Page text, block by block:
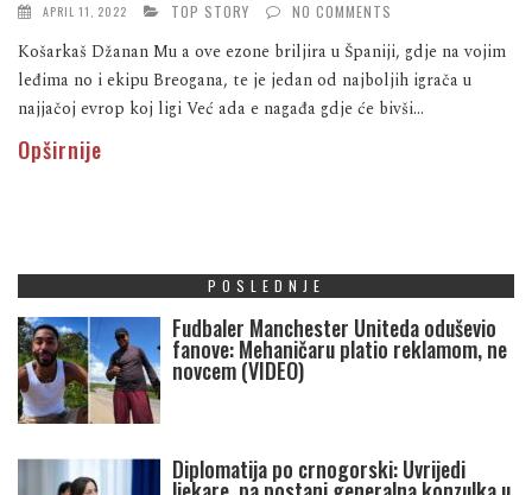
APRIL 11, 2022 TOP STORY NO COMMENTS
Košarkaš Džanan Mu a ove ezone briljira u Španiji, gdje na vojim
leđima no i ekipu Breogana, te je jedan od najboljih igrača u
najjačoj evrop koj ligi Već ada e nagađa gdje će bivši...
Opširnije
POSLEDNJE
Fudbaler Manchester Uniteda oduševio
fanove: Mehaničaru platio reklamom, ne
novcem (VIDEO)
Diplomatija po crnogorski: Uvrijedi